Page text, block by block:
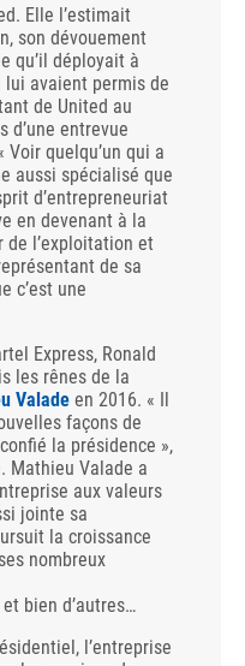
Elle l’estimait
son dévouement
qu’il déployait à
avaient permis de
de United au
d’une entrevue
quelqu’un qui a
aussi spécialisé que
d’entrepreneuriat
en devenant à la
l’exploitation et
de sa
c’est une
Express, Ronald
les rênes de la
Valade en 2016. « Il
façons de
la présidence »,
Mathieu Valade a
aux valeurs
jointe sa
la croissance
nombreux
et bien d’autres…
l’entreprise